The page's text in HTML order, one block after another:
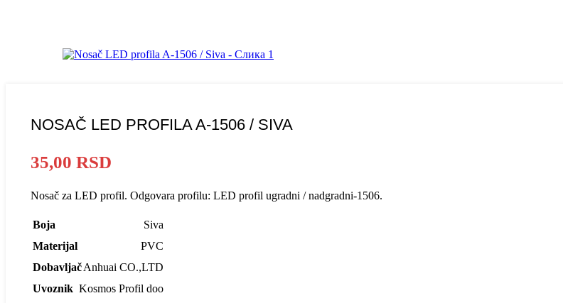
NOSAČ LED PROFILA A-1506 / SIVA
35,00 RSD
Nosač za LED profil. Odgovara profilu: LED profil ugradni / nadgradni-1506.
Boja
Siva
Materijal
PVC
DobavljačAnhuai CO.,LTD
Uvoznik Kosmos Profil doo